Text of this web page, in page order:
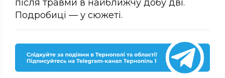
після травми в найближчу добу дві.
Подробиці — у сюжеті.